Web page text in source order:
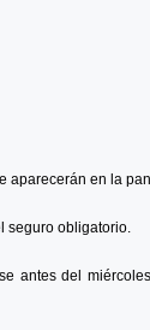
aparecerán en la
seguro obligatorio.
antes del